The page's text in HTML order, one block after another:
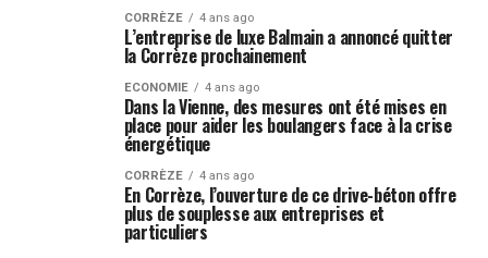
CORRÈZE 4 ans ago
L’entreprise de luxe Balmain a annoncé quitter
la Corrèze prochainement
ECONOMIE 4 ans ago
Dans la Vienne, des mesures ont été mises en
place pour aider les boulangers face à la crise
énergétique
CORRÈZE 4 ans ago
En Corrèze, l’ouverture de ce drive-béton offre
plus de souplesse aux entreprises et
particuliers